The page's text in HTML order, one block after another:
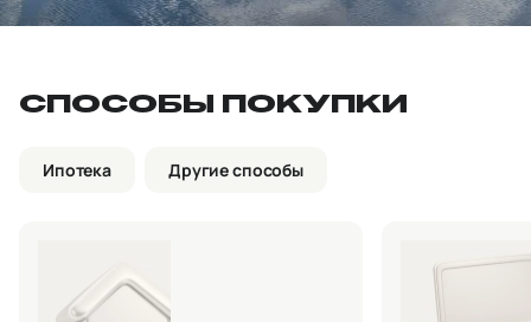
СПОСОБЫ ПОКУПКИ
Ипотека Другие способы